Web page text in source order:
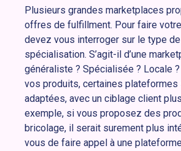
Plusieurs grandes marketplaces
offres de fulfillment. Pour faire
devez vous interroger sur le type
spécialisation. S’agit-il d’une
généraliste ? Spécialisée ? Locale
vos produits, certaines plateformes
adaptées, avec un ciblage client
exemple, si vous proposez des
bricolage, il serait surement plus
vous de faire appel à une